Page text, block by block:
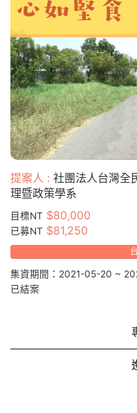
提案人 : 社團法人台灣全
理暨政策學系
目標NT $80,000
已募NT $81,250
集資期間：2021-05-20 ~
已結案